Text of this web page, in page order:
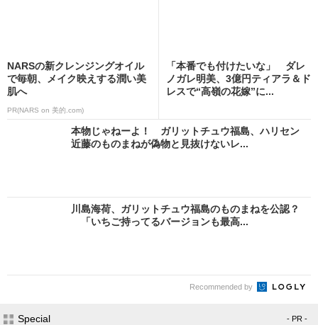
NARSの新クレンジングオイル
で毎朝、メイク映えする潤い美
肌へ
PR(NARS on 美的.com)
「本番でも付けたいな」 ダレ
ノガレ明美、3億円ティアラ＆ド
レスで“高嶺の花嫁”に...
本物じゃねーよ！ ガリットチュウ福島、ハリセン
近藤のものまねが偽物と見抜けないレ...
川島海荷、ガリットチュウ福島のものまねを公認？
「いちご持ってるバージョンも最高...
Recommended by
Special - PR -